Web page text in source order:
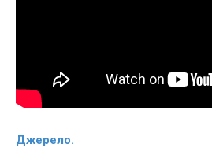
Джерело.